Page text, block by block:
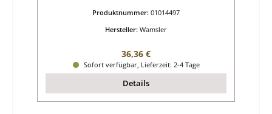
Produktnummer: 01014497
Hersteller: Wamsler
Regulärer Preis:
36,36 €
Sofort verfügbar, Lieferzeit: 2-4 Tage
Details